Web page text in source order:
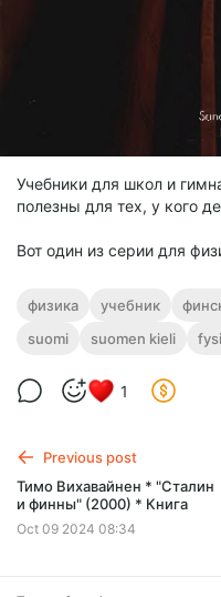
Учебники для школ и
полезны для тех, у кого
Вот один из серии для
физика учебник
suomi
suomen kieli
1
Previous post
Тимо Вихавайнен * "Сталин
и финны" (2000) * Книга
Oct 09 2024 08:34